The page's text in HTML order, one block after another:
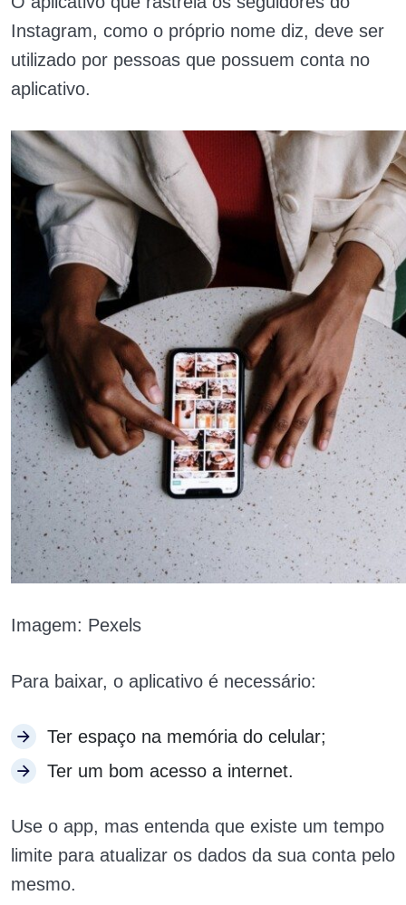
Instagram, como o próprio nome diz, deve ser
utilizado por pessoas que possuem conta no
aplicativo.
Imagem: Pexels
Para baixar, o aplicativo é necessário:
Ter espaço na memória do celular;
Ter um bom acesso a internet.
Use o app, mas entenda que existe um tempo
limite para atualizar os dados da sua conta pelo
mesmo.